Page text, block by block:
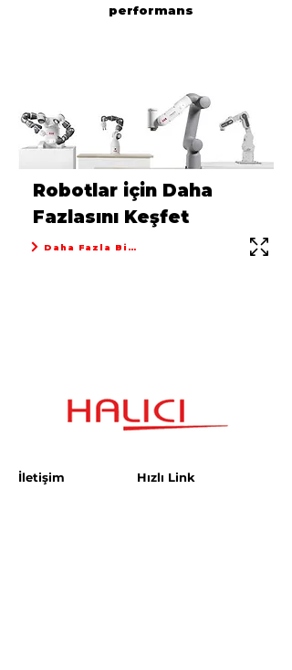
performans
Robotlar için Daha
Fazlasını Keşfet
Daha Fazla Bilgi
İletişim Hızlı Link